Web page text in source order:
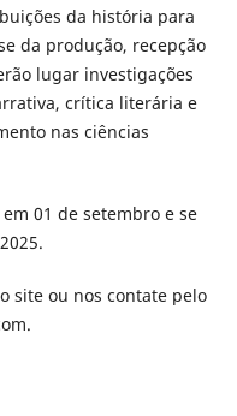
da história para
da produção, recepção
lugar investigações
crítica literária e
nas ciências
01 de setembro e se
site ou nos contate pelo